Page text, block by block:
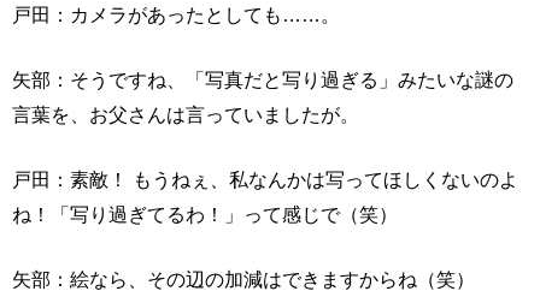
戸田：カメラがあったとしても……。
矢部：そうですね、「写真だと写り過ぎる」みたいな謎の
言葉を、お父さんは言っていましたが。
戸田：素敵！ もうねぇ、私なんかは写ってほしくないのよ
ね！「写り過ぎてるわ！」って感じで（笑）
矢部：絵なら、その辺の加減はできますからね（笑）